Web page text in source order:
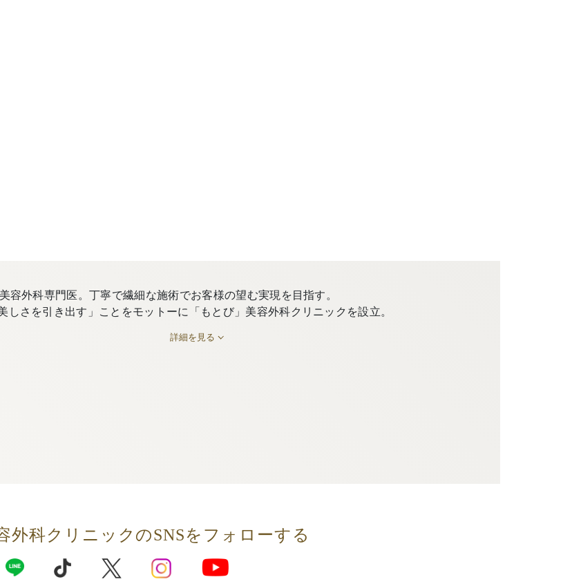
容外科専門医。丁寧で繊細な施術でお客様の望む実現を目指す。
しさを引き出す」ことをモットーに「もとび」美容外科クリニックを設立。
詳細を見る
外科クリニックのSNSをフォローする